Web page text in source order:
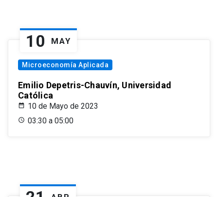
10 MAY
Microeconomía Aplicada
Emilio Depetris-Chauvín, Universidad
Católica
10 de Mayo de 2023
03:30 a 05:00